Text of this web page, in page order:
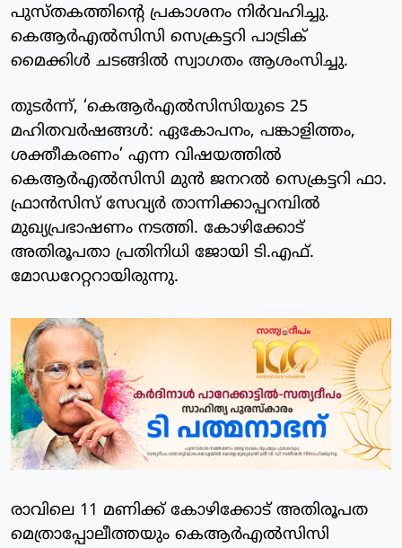
പുസ്തകത്തിന്റെ പ്രകാശനം നിർവഹിച്ചു.
കെആർഎൽസിസി സെക്രട്ടറി പാട്രിക്
മൈക്കിൾ ചടങ്ങിൽ സ്വാഗതം ആശംസിച്ചു.
​തുടർന്ന്, ‘കെആർഎൽസിസിയുടെ 25
മഹിതവർഷങ്ങൾ: ഏകോപനം, പങ്കാളിത്തം,
ശക്തീകരണം’ എന്ന വിഷയത്തിൽ
കെആർഎൽസിസി മുൻ ജനറൽ സെക്രട്ടറി ഫാ.
ഫ്രാൻസിസ് സേവ്യർ താന്നിക്കാപ്പറമ്പിൽ
മുഖ്യപ്രഭാഷണം നടത്തി. കോഴിക്കോട്
അതിരൂപതാ പ്രതിനിധി ജോയി ടി.എഫ്.
മോഡറേറ്ററായിരുന്നു.
രാവിലെ 11 മണിക്ക് കോഴിക്കോട് അതിരൂപത
മെത്രാപ്പോലീത്തയും കെആർഎൽസിസി